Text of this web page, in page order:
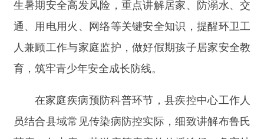
菌病、包虫病、艾滋病等疾病的传播途径、危害特
点及科学预防措施，普及日常卫生习惯、家庭消
杀、健康防护等实用常识，引导环卫工人树立“早
预防、早发现、早干预”的健康理念，养成文明卫
同时，宣讲人员深入开展移风易俗宣传，积极
倡导勤俭节约、尊老爱幼、邻里互助、文明节俭的